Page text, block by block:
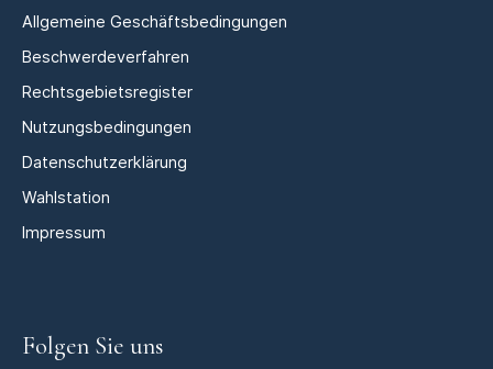
Allgemeine Geschäftsbedingungen
Beschwerdeverfahren
Rechtsgebietsregister
Nutzungsbedingungen
Datenschutzerklärung
Wahlstation
Impressum
Folgen Sie uns